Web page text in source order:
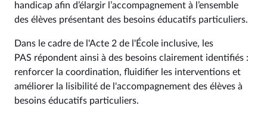
handicap afin d’élargir l’accompagnement à l’ensemble
des élèves présentant des besoins éducatifs particuliers.
Dans le cadre de l'Acte 2 de l'École inclusive, les
PAS répondent ainsi à des besoins clairement identifiés :
renforcer la coordination, fluidifier les interventions et
améliorer la lisibilité de l'accompagnement des élèves à
besoins éducatifs particuliers.